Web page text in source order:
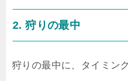
2.狩りの最中
狩りの最中に、タイミン